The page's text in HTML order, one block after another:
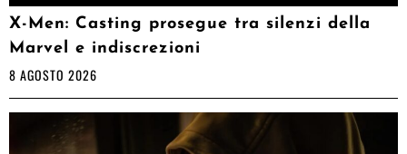
X-Men: Casting prosegue tra silenzi della
Marvel e indiscrezioni
8 AGOSTO 2026